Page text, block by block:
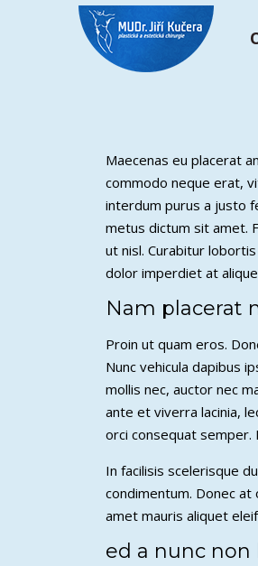
Maecenas eu placerat
commodo neque erat,
interdum purus a justo
metus dictum sit amet.
ut nisl. Curabitur
dolor imperdiet at
Nam placerat
Proin ut quam eros.
Nunc vehicula dapibus
mollis nec, auctor nec
ante et viverra lacinia,
orci consequat semper.
In facilisis scelerisque
condimentum. Donec at
amet mauris aliquet
ed a nunc